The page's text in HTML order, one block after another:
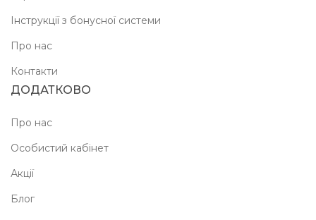
Інструкції з бонусної системи
Про нас
Контакти
ДОДАТКОВО
Про нас
Особистий кабінет
Акції
Блог